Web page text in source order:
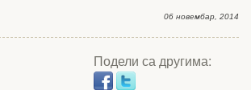
06 новембар, 2014
Подели са другима: